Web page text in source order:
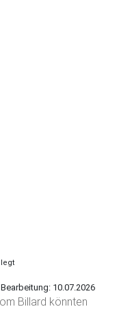
10.07.2026
Einziger
Billard könnten